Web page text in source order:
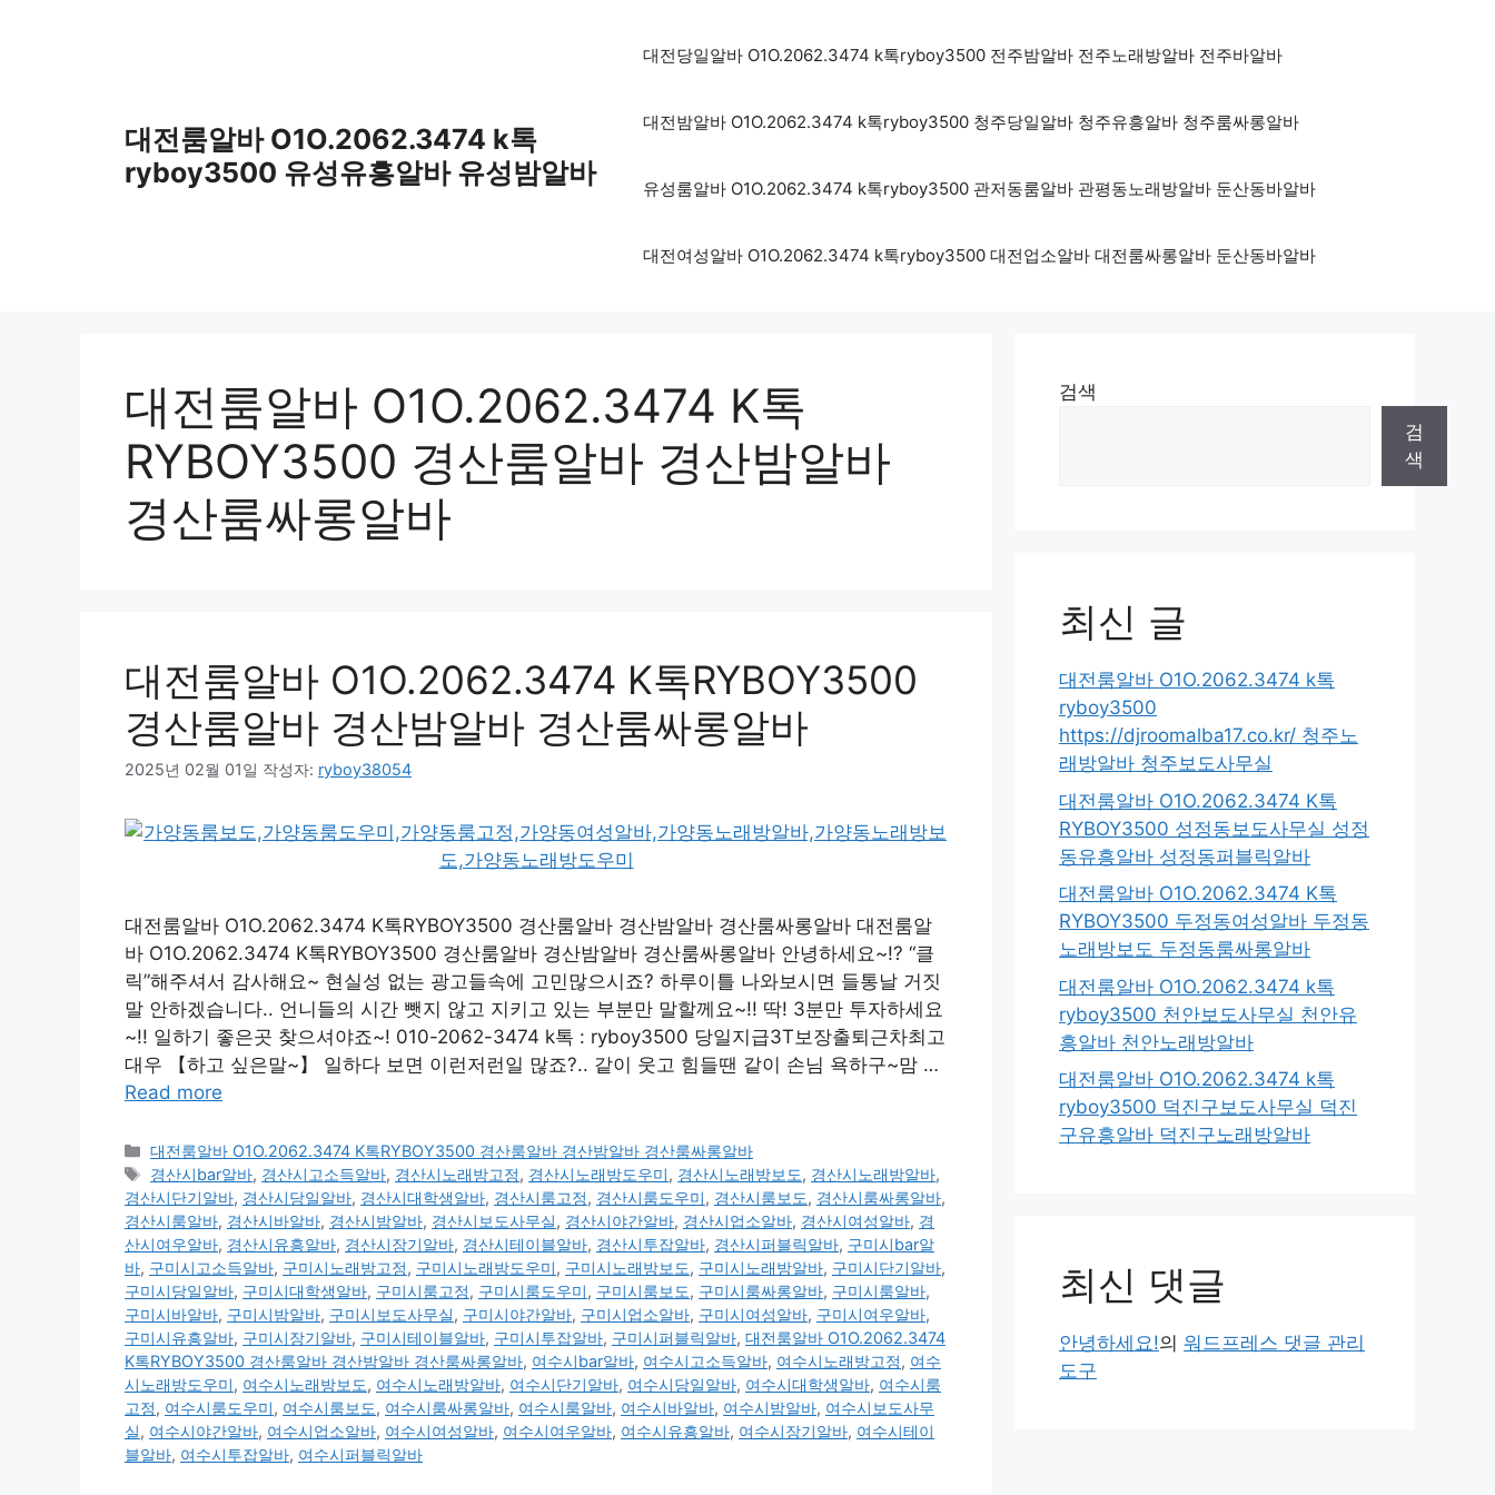
대전룸알바 O1O.2062.3474 k톡
ryboy3500 유성유흥알바 유성밤알바
대전당일알바 O1O.2062.3474 k톡ryboy3500 전주밤알바 전주노래방알바 전주바알바
대전밤알바 O1O.2062.3474 k톡ryboy3500 청주당일알바 청주유흥알바 청주룸싸롱알바
유성룸알바 O1O.2062.3474 k톡ryboy3500 관저동룸알바 관평동노래방알바 둔산동바알바
대전여성알바 O1O.2062.3474 k톡ryboy3500 대전업소알바 대전룸싸롱알바 둔산동바알바
대전룸알바 O1O.2062.3474 K톡
RYBOY3500 경산룸알바 경산밤알바
경산룸싸롱알바
대전룸알바 O1O.2062.3474 K톡RYBOY3500
경산룸알바 경산밤알바 경산룸싸롱알바
2025년 02월 01일 작성자: ryboy38054
대전룸알바 O1O.2062.3474 K톡RYBOY3500 경산룸알바 경산밤알바 경산룸싸롱알바 대전룸알
바 O1O.2062.3474 K톡RYBOY3500 경산룸알바 경산밤알바 경산룸싸롱알바 안녕하세요~!? “클
릭”해주셔서 감사해요~ 현실성 없는 광고들속에 고민많으시죠? 하루이틀 나와보시면 들통날 거짓
말 안하겠습니다.. 언니들의 시간 뺏지 않고 지키고 있는 부분만 말할께요~!! 딱! 3분만 투자하세요
~!! 일하기 좋은곳 찾으셔야죠~! 010-2062-3474 k톡 : ryboy3500 당일지급3T보장출퇴근차최고
대우 【하고 싶은말~】 일하다 보면 이런저런일 많죠?.. 같이 웃고 힘들땐 같이 손님 욕하구~맘 …
Read more
카
테
고
리
대전룸알바 O1O.2062.3474 K톡RYBOY3500 경산룸알바 경산밤알바 경산룸싸롱알바
태
그
경산시bar알바, 경산시고소득알바, 경산시노래방고정, 경산시노래방도우미, 경산시노래방보도, 경산시노래방알바,
경산시단기알바, 경산시당일알바, 경산시대학생알바, 경산시룸고정, 경산시룸도우미, 경산시룸보도, 경산시룸싸롱알바,
경산시룸알바, 경산시바알바, 경산시밤알바, 경산시보도사무실, 경산시야간알바, 경산시업소알바, 경산시여성알바, 경
산시여우알바, 경산시유흥알바, 경산시장기알바, 경산시테이블알바, 경산시투잡알바, 경산시퍼블릭알바, 구미시bar알
바, 구미시고소득알바, 구미시노래방고정, 구미시노래방도우미, 구미시노래방보도, 구미시노래방알바, 구미시단기알바,
구미시당일알바, 구미시대학생알바, 구미시룸고정, 구미시룸도우미, 구미시룸보도, 구미시룸싸롱알바, 구미시룸알바,
구미시바알바, 구미시밤알바, 구미시보도사무실, 구미시야간알바, 구미시업소알바, 구미시여성알바, 구미시여우알바,
구미시유흥알바, 구미시장기알바, 구미시테이블알바, 구미시투잡알바, 구미시퍼블릭알바, 대전룸알바 O1O.2062.3474
K톡RYBOY3500 경산룸알바 경산밤알바 경산룸싸롱알바, 여수시bar알바, 여수시고소득알바, 여수시노래방고정, 여수
시노래방도우미, 여수시노래방보도, 여수시노래방알바, 여수시단기알바, 여수시당일알바, 여수시대학생알바, 여수시룸
고정, 여수시룸도우미, 여수시룸보도, 여수시룸싸롱알바, 여수시룸알바, 여수시바알바, 여수시밤알바, 여수시보도사무
실, 여수시야간알바, 여수시업소알바, 여수시여성알바, 여수시여우알바, 여수시유흥알바, 여수시장기알바, 여수시테이
블알바, 여수시투잡알바, 여수시퍼블릭알바
검색
검
색
최신 글
대전룸알바 O1O.2062.3474 k톡
ryboy3500
https://djroomalba17.co.kr/ 청주노
래방알바 청주보도사무실
대전룸알바 O1O.2062.3474 K톡
RYBOY3500 성정동보도사무실 성정
동유흥알바 성정동퍼블릭알바
대전룸알바 O1O.2062.3474 K톡
RYBOY3500 두정동여성알바 두정동
노래방보도 두정동룸싸롱알바
대전룸알바 O1O.2062.3474 k톡
ryboy3500 천안보도사무실 천안유
흥알바 천안노래방알바
대전룸알바 O1O.2062.3474 k톡
ryboy3500 덕진구보도사무실 덕진
구유흥알바 덕진구노래방알바
최신 댓글
안녕하세요!의 워드프레스 댓글 관리
도구